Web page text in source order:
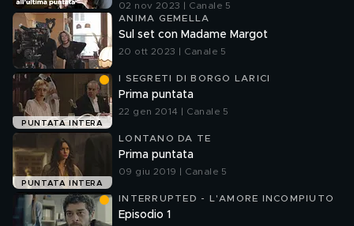
02 nov 2023 | Canale 5
ANIMA GEMELLA
Sul set con Madame Margot
20 ott 2023 | Canale 5
PUNTATA INTERA
I SEGRETI DI BORGO LARICI
Prima puntata
22 gen 2014 | Canale 5
PUNTATA INTERA
LONTANO DA TE
Prima puntata
09 giu 2019 | Canale 5
INTERRUPTED - L'AMORE INCOMPIUTO
Episodio 1